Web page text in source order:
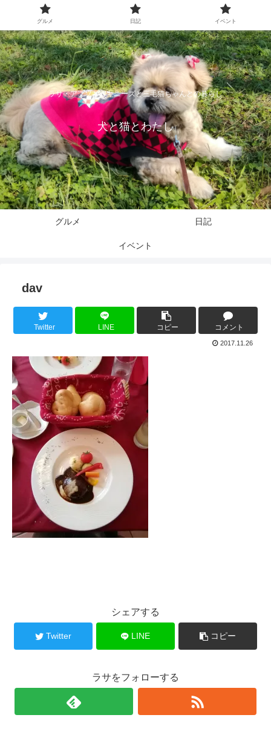
ラサ・アプソとペキニーズと三毛猫ちゃんとの暮らし
犬と猫とわたし
グルメ 日記
イベント
dav
Twitter LINE コピー コメント
2017.11.26
シェアする
Twitter LINE コピー
ラサをフォローする
グルメ 日記 イベント